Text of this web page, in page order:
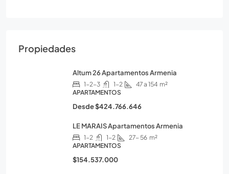
Propiedades
Altum 26 Apartamentos Armenia
1-2-3 1-2 47 a 154 m²
APARTAMENTOS
Desde$424.766.646
LE MARAIS Apartamentos Armenia
1-2 1-2 27- 56 m²
APARTAMENTOS
$154.537.000